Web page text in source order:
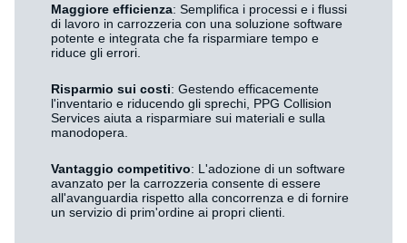
Maggiore efficienza: Semplifica i processi e i flussi
di lavoro in carrozzeria con una soluzione software
potente e integrata che fa risparmiare tempo e
riduce gli errori.
Risparmio sui costi: Gestendo efficacemente
l'inventario e riducendo gli sprechi, PPG Collision
Services aiuta a risparmiare sui materiali e sulla
manodopera.
Vantaggio competitivo: L'adozione di un software
avanzato per la carrozzeria consente di essere
all'avanguardia rispetto alla concorrenza e di fornire
un servizio di prim'ordine ai propri clienti.